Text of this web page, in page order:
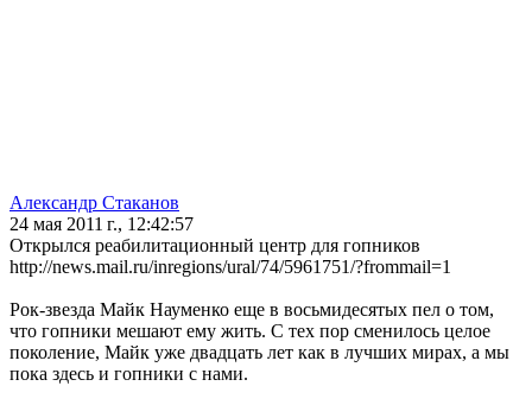
Александр Стаканов
24 мая 2011 г., 12:42:57
Открылся реабилитационный центр для гопников
http://news.mail.ru/inregions/ural/74/5961751/?frommail=1
Рок-звезда Майк Науменко еще в восьмидесятых пел о том,
что гопники мешают ему жить. С тех пор сменилось целое
поколение, Майк уже двадцать лет как в лучших мирах, а мы
пока здесь и гопники с нами.